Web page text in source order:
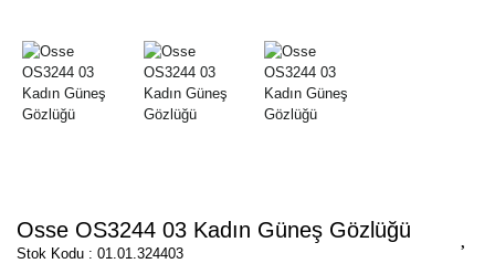
Osse OS3244 03 Kadın Güneş Gözlüğü
Stok Kodu : 01.01.324403